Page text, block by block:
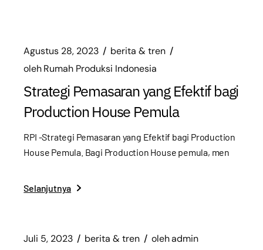
Agustus 28, 2023
berita & tren
olehRumah Produksi Indonesia
Strategi Pemasaran yang Efektif bagi
Production House Pemula
RPI -Strategi Pemasaran yang Efektif bagi Production
House Pemula. Bagi Production House pemula, men
Selanjutnya
Juli 5, 2023 berita & tren olehadmin